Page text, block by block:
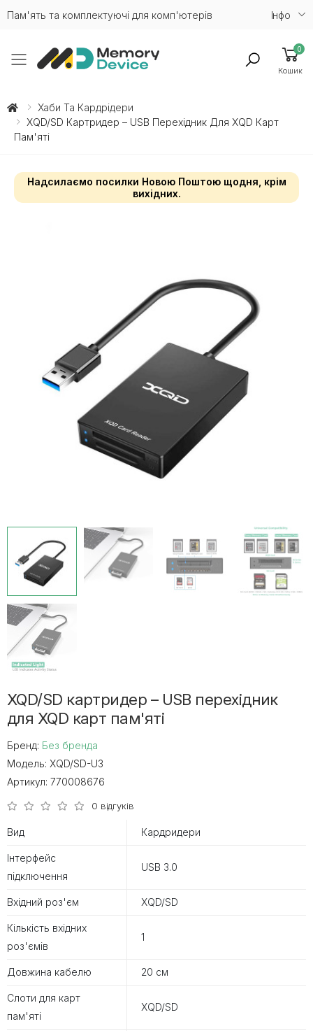
Пам'ять та комплектуючі для комп'ютерів Iнфо
Toggle mobile menu
0
Кошик
Хаби Та Кардрідери
XQD/SD Картридер – USB Перехідник Для XQD Карт
Пам'яті
Надсилаємо посилки Новою Поштою щодня, крім
вихідних.
XQD/SD картридер – USB перехідник
для XQD карт пам'яті
Бренд: Без бренда
Модель: XQD/SD-U3
Артикул: 770008676
0 відгуків
Вид Кардридери
Інтерфейс
підключення
USB 3.0
Вхідний роз'єм XQD/SD
Кількість вхідних
роз'ємів
1
Довжина кабелю 20 см
Слоти для карт
пам'яті
XQD/SD